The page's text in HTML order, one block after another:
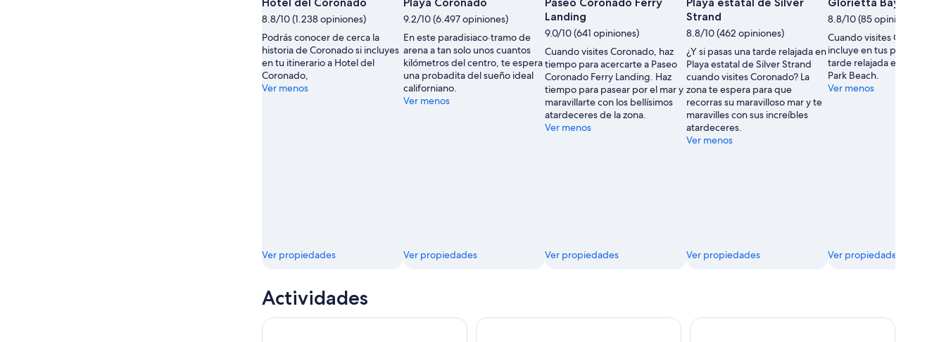
-
16
ago
8.8/10 (1.238 opiniones)
Podrás conocer de cerca la
historia de Coronado si incluyes
en tu itinerario a Hotel del
Coronado,
Ver menos
Ver propiedades
9.2/10 (6.497 opiniones)
En este paradisiaco·tramo de
arena a tan solo unos cuantos
kilómetros del centro, te espera
una probadita del sueño ideal
californiano.
Ver menos
Ver propiedades
Landing
9.0/10 (641 opiniones)
Cuando visites Coronado, haz
tiempo para acercarte a Paseo
Coronado Ferry Landing. Haz
tiempo para pasear por el mar y
maravillarte con los bellísimos
atardeceres de la zona.
Ver menos
Ver propiedades
uso
libre
tomada
por
Jessica
Howell
Strand
8.8/10 (462 opiniones)
¿Y si pasas una tarde relajada en
Playa estatal de Silver Strand
cuando visites Coronado? La
zona te espera para que
recorras su maravilloso mar y te
maravilles con sus increíbles
atardeceres.
Ver menos
Ver propiedades
8.8/10 (85 opiniones)
Cuando visites Coronado,
incluye en tus planes
tarde relajada en Glorietta
Park Beach.
Ver menos
Ver propiedades
Actividades
Boletos para LEGOLAND® California Aventuras de observación de ballenas y delfines en el marCruceros por la ciudad de San Diego: crucero